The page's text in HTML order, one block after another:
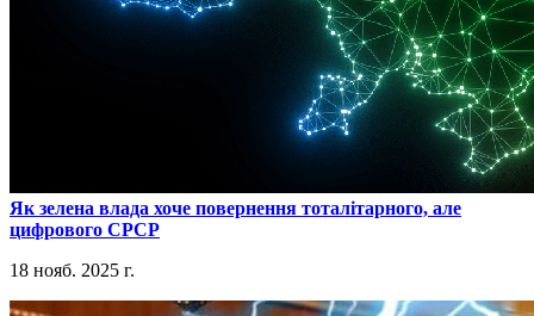
​Як зелена влада хоче повернення тоталітарного, але
цифрового СРСР
18 нояб. 2025 г.